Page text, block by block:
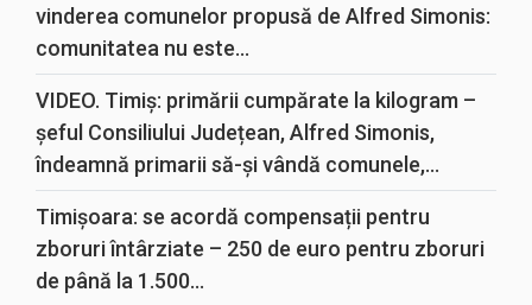
vinderea comunelor propusă de Alfred Simonis:
comunitatea nu este...
VIDEO. Timiș: primării cumpărate la kilogram –
șeful Consiliului Județean, Alfred Simonis,
îndeamnă primarii să-și vândă comunele,...
Timișoara: se acordă compensații pentru
zboruri întârziate – 250 de euro pentru zboruri
de până la 1.500...